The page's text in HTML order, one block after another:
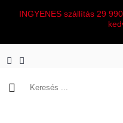
INGYENES szállítás 29